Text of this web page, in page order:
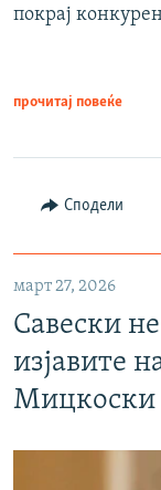
покрај
прочитај повеќе
Сподели
март 27, 2026
Савески
изјавите
Мицкоски